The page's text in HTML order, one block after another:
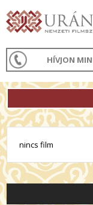
HÍVJON
nincs film